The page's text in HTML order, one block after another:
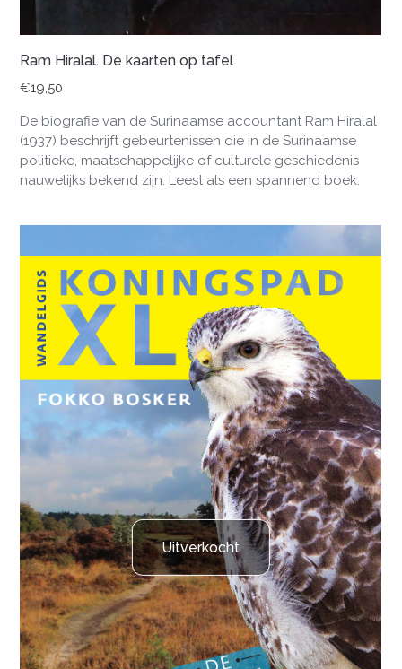
Ram Hiralal. De kaarten op tafel
€19,50
De biografie van de Surinaamse accountant Ram Hiralal
(1937) beschrijft gebeurtenissen die in de Surinaamse
politieke, maatschappelijke of culturele geschiedenis
nauwelijks bekend zijn. Leest als een spannend boek.
Uitverkocht